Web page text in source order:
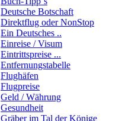
Deutsche Botschaft
Direktflug oder NonStop
Ein Deutsches ..
Einreise / Visum
Eintrittspreise ...
Entfernungstabelle
Flughäfen
Flugpreise
Geld / Währung
Gesundheit
Gräber im Tal der Könige